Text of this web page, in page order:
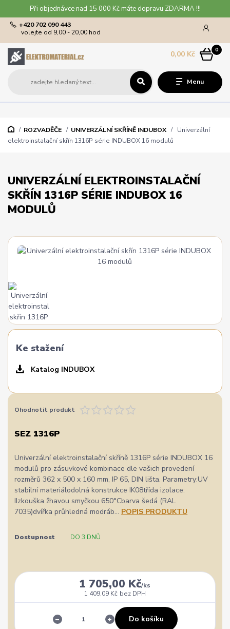
Při objednávce nad 15 000 Kč máte dopravu ZDARMA !!!
Menu
+420 702 090 443
volejte od 9,00 - 20,00 hod
0
0,00 Kč
ROZVADĚČE UNIVERZÁLNÍ SKŘÍNĚ INDUBOX
Univerzální
elektroinstalační skřín 1316P série INDUBOX 16 modulů
UNIVERZÁLNÍ ELEKTROINSTALAČNÍ
SKŘÍN 1316P SÉRIE INDUBOX 16
MODULŮ
Ke stažení
Katalog INDUBOX
Ohodnotit produkt
SEZ 1316P
Univerzální elektroinstalační skříně 1316P série INDUBOX 16
modulů pro zásuvkové kombinace dle vašich provedení
rozměrů 362 x 500 x 160 mm, IP 65, DIN lišta. Parametry:UV
stabilní materiálodolná konstrukce IK08třída izolace:
IIzkouška žhavou smyčkou 650°Cbarva šedá (RAL
7035)dvířka průhledná modráb... POPIS PRODUKTU
Dostupnost DO 3 DNŮ
1 705,00 Kč/ks
1 409,09 Kč bez DPH
Do košíku